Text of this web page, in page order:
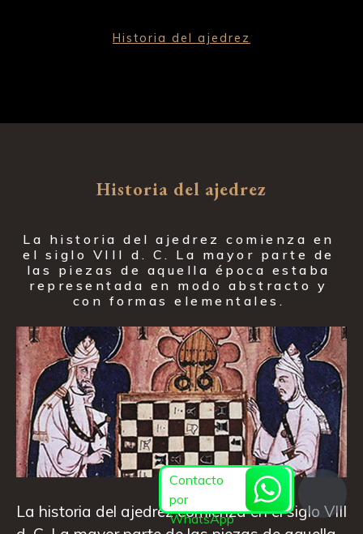
Historia del ajedrez
Historia del ajedrez
La historia del ajedrez comienza en
el siglo VIII d. C. La mayor parte de
las piezas de aquella época estaba
representada en modo abstracto y
con formas elementales.
La historia del ajedrez comienza en el siglo VIII
Contacto
por
WhatsApp